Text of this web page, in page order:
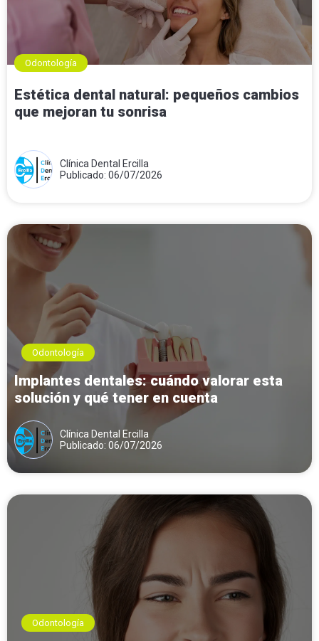
Odontología
Estética dental natural: pequeños cambios
que mejoran tu sonrisa
Clínica Dental Ercilla
Publicado: 06/07/2026
Odontología
Implantes dentales: cuándo valorar esta
solución y qué tener en cuenta
Clínica Dental Ercilla
Publicado: 06/07/2026
Odontología